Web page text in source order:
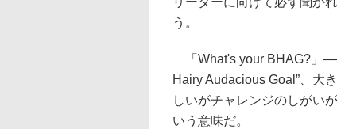
う。
「What's your BHAG?」
Hairy Audacious Goal”、大
しいがチャレンジのしがい
いう意味だ。